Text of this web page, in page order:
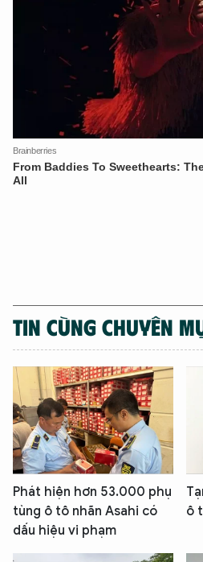
TIN CÙNG CHUYÊN
Phát hiện hơn 53.000 phụ
tùng ô tô nhãn Asahi có
dấu hiệu vi phạm
ô
Hãy hỏi tôi bất kỳ điều
An Ninh Thủ Đô nhé. Tôi